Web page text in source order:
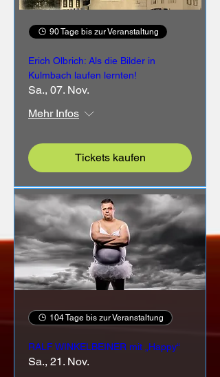
90 Tage bis zur Veranstaltung
Erich Olbrich: Als die Bilder in
Kulmbach laufen lernten!
Sa., 07. Nov.
Mehr Infos
Tickets kaufen
104 Tage bis zur Veranstaltung
RALF WINKELBEINER mit „Happy“
Sa., 21. Nov.